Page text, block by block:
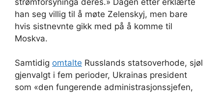
han seg villig til å møte Zelenskyj, men bare
hvis sistnevnte gikk med på å komme til
Moskva.
Samtidig omtalte Russlands statsoverhode, sjøl
gjenvalgt i fem perioder, Ukrainas president
som «den fungerende administrasjonssjefen,